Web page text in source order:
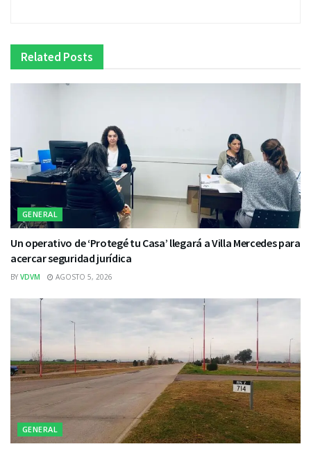
Related Posts
GENERAL
Un operativo de ‘Protegé tu Casa’ llegará a Villa Mercedes para
acercar seguridad jurídica
BY VDVM AGOSTO 5, 2026
GENERAL